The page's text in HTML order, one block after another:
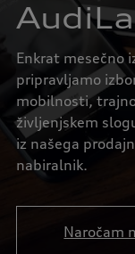
Enkrat mesečno
pripravljamo
mobilnosti,
življenjskem
iz našega
nabiralnik.
Naročam